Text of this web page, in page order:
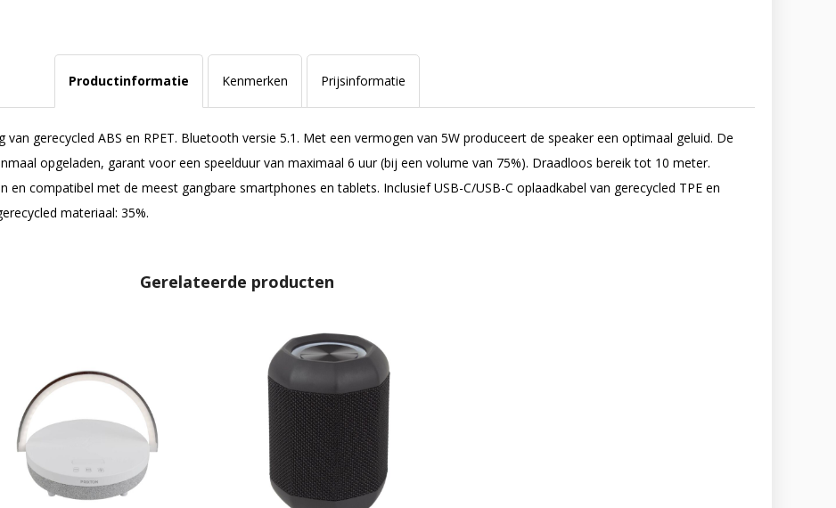
Productinformatie Kenmerken Prijsinformatie
gerecycled ABS en RPET. Bluetooth versie 5.1. Met een vermogen van 5W produceert de speaker een optimaal geluid. De
opgeladen, garant voor een speelduur van maximaal 6 uur (bij een volume van 75%). Draadloos bereik tot 10 meter.
en compatibel met de meest gangbare smartphones en tablets. Inclusief USB-C/USB-C oplaadkabel van gerecycled TPE en
materiaal: 35%.
Gerelateerde producten